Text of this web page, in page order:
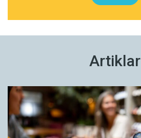
Artiklar